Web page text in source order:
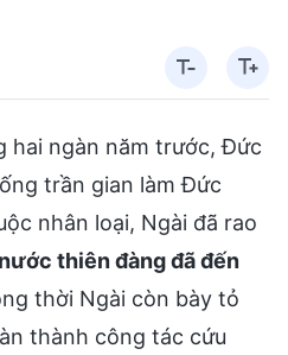
hai ngàn năm trước, Đức
trần gian làm Đức
nhân loại, Ngài đã rao
thiên đàng đã đến
thời Ngài còn bày tỏ
thành công tác cứu